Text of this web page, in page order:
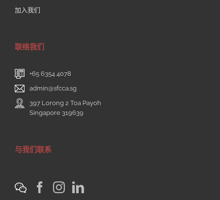
加入我们
联络我们
+65 6354 4078
admin@sfcca.sg
397 Lorong 2 Toa Payoh
Singapore 319639
与我们联系